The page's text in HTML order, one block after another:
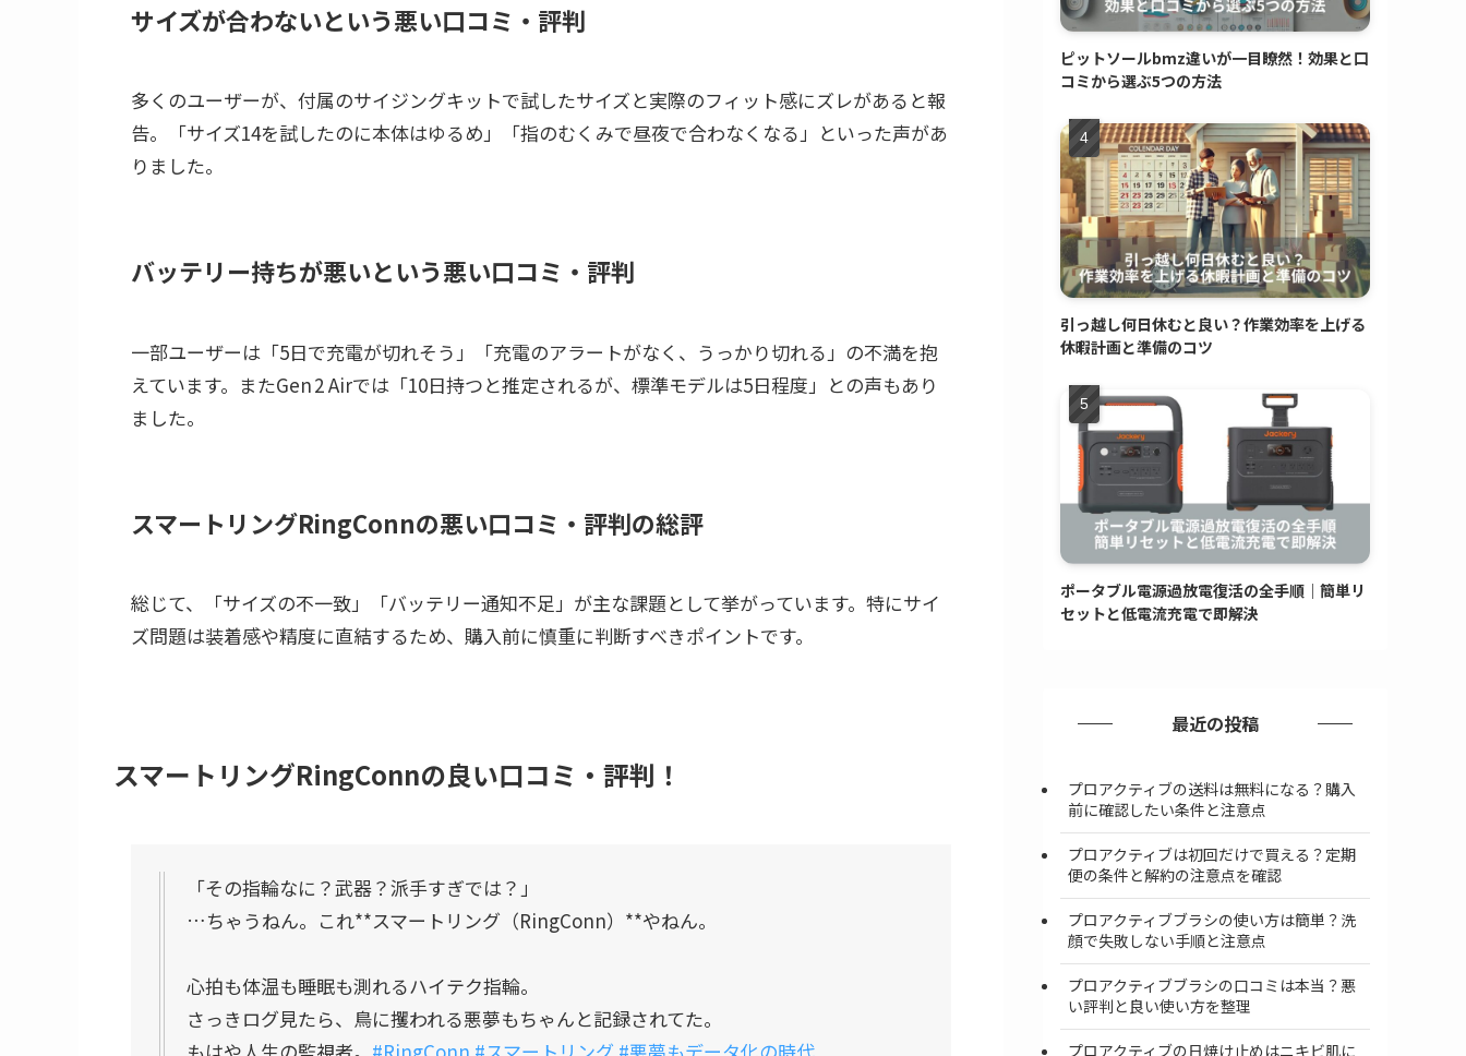
サイズが合わないという悪い口コミ・評判
多くのユーザーが、付属のサイジングキットで試したサイズと実際のフィット感にズレがあると報
告。「サイズ14を試したのに本体はゆるめ」「指のむくみで昼夜で合わなくなる」といった声があ
りました。
バッテリー持ちが悪いという悪い口コミ・評判
一部ユーザーは「5日で充電が切れそう」「充電のアラートがなく、うっかり切れる」の不満を抱
えています。またGen 2 Airでは「10日持つと推定されるが、標準モデルは5日程度」との声もあり
ました。
スマートリングRingConnの悪い口コミ・評判の総評
総じて、「サイズの不一致」「バッテリー通知不足」が主な課題として挙がっています。特にサイ
ズ問題は装着感や精度に直結するため、購入前に慎重に判断すべきポイントです。
スマートリングRingConnの良い口コミ・評判！
「その指輪なに？武器？派手すぎでは？」
…ちゃうねん。これ**スマートリング（RingConn）**やねん。
心拍も体温も睡眠も測れるハイテク指輪。
さっきログ見たら、鳥に攫われる悪夢もちゃんと記録されてた。
ピットソールbmz違いが一目瞭然！効果と口
コミから選ぶ5つの方法
引っ越し何日休むと良い？作業効率を上げる
休暇計画と準備のコツ
ポータブル電源過放電復活の全手順｜簡単リ
セットと低電流充電で即解決
最近の投稿
プロアクティブの送料は無料になる？購入
前に確認したい条件と注意点
プロアクティブは初回だけで買える？定期
便の条件と解約の注意点を確認
プロアクティブブラシの使い方は簡単？洗
顔で失敗しない手順と注意点
プロアクティブブラシの口コミは本当？悪
い評判と良い使い方を整理
プロアクティブの日焼け止めはニキビ肌に